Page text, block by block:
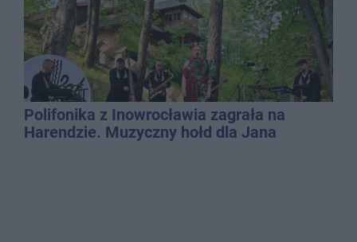
Polifonika z Inowrocławia zagrała na
Harendzie. Muzyczny hołd dla Jana